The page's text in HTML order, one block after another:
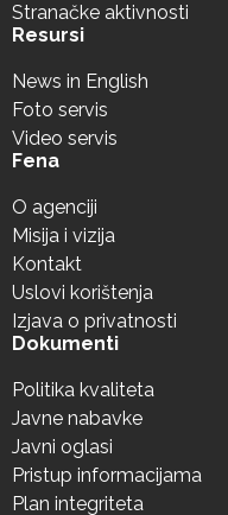
Stranačke aktivnosti
Resursi
News in English
Foto servis
Video servis
Fena
O agenciji
Misija i vizija
Kontakt
Uslovi korištenja
Izjava o privatnosti
Dokumenti
Politika kvaliteta
Javne nabavke
Javni oglasi
Pristup informacijama
Plan integriteta